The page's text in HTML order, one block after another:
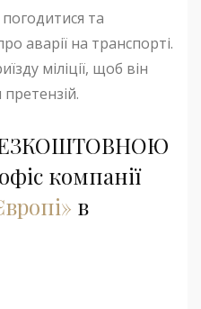
та
аварії на транспорті.
міліції, щоб він
БЕЗКОШТОВНОЮ
компанії
в